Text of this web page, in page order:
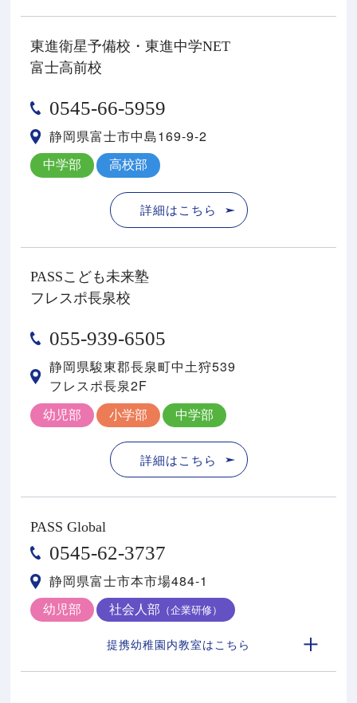
東進衛星予備校・東進中学NET
富士高前校
0545-66-5959
静岡県富士市中島169-9-2
中学部 高校部
詳細はこちら
PASSこども未来塾
フレスポ長泉校
055-939-6505
静岡県駿東郡⻑泉町中⼟狩539
フレスポ⻑泉2F
幼児部 小学部 中学部
詳細はこちら
PASS Global
0545-62-3737
静岡県富士市本市場484-1
幼児部 社会人部 （企業研修）
提携幼稚園内教室はこちら